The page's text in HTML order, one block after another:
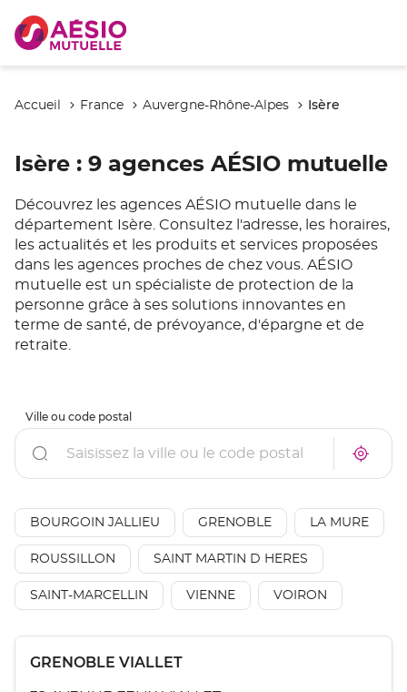
Accueil France Auvergne-Rhône-Alpes Isère
Isère : 9 agences AÉSIO mutuelle
Découvrez les agences AÉSIO mutuelle dans le
département Isère. Consultez l'adresse, les horaires,
les actualités et les produits et services proposées
dans les agences proches de chez vous. AÉSIO
mutuelle est un spécialiste de protection de la
personne grâce à ses solutions innovantes en
terme de santé, de prévoyance, d'épargne et de
retraite.
À
vente
AÉSIO
Ville ou code postal
Rechercher
un
de
vente
AÉSIO
mutuelle
BOURGOIN JALLIEU GRENOBLE LA MURE
ROUSSILLON SAINT MARTIN D HERES
SAINT-MARCELLIN VIENNE VOIRON
surPoint
GRENOBLE VIALLET